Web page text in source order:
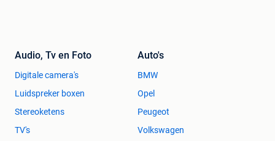
Audio, Tv en Foto
Digitale camera's
Luidspreker boxen
Stereoketens
TV's
Auto's
BMW
Opel
Peugeot
Volkswagen